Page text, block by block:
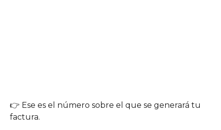
👉 Ese es el número sobre el que se generará tu
factura.